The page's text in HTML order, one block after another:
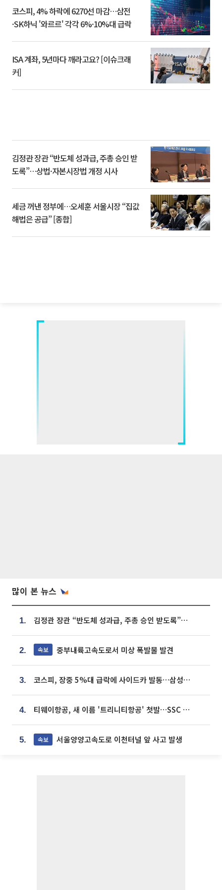
코스피, 4% 하락에 6270선 마감…삼전
·SK하닉 '와르르' 각각 6%·10%대 급락
ISA 계좌, 5년마다 깨라고요? [이슈크래
커]
김정관 장관 “반도체 성과급, 주총 승인 받
도록”…상법·자본시장법 개정 시사
세금 꺼낸 정부에…오세훈 서울시장 “집값
해법은 공급” [종합]
많이 본 뉴스
1. 김정관 장관 “반도체 성과급, 주총 승인 받도록”…상법·자본시장법 개정 시사
2. 속보 중부내륙고속도로서 미상 폭발물 발견
3. 코스피, 장중 5%대 급락에 사이드카 발동…삼성·SK 동반 폭락
4. 티웨이항공, 새 이름 '트리니티항공' 첫발…SSC 전략 본격화
5. 속보 서울양양고속도로 이천터널 앞 사고 발생